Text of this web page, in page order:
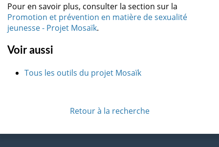
Pour en savoir plus, consulter la section sur la
Promotion et prévention en matière de sexualité
jeunesse - Projet Mosaïk.
Voir aussi
Tous les outils du projet Mosaïk
Retour à la recherche